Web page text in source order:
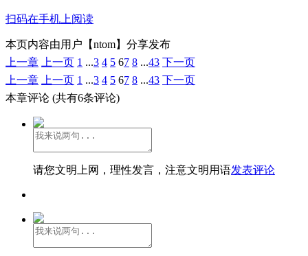
扫码在手机上阅读
本页内容由用户【ntom】分享发布
上一章
上一页 1 ...3 4 5 67 8 ...43 下一页
上一章
上一页 1 ...3 4 5 67 8 ...43 下一页
本章评论 (共有6条评论)
请您文明上网，理性发言，注意文明用语发表评论